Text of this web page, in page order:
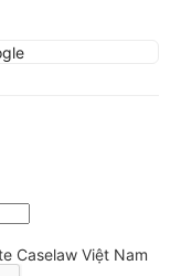
Caselaw Việt Nam